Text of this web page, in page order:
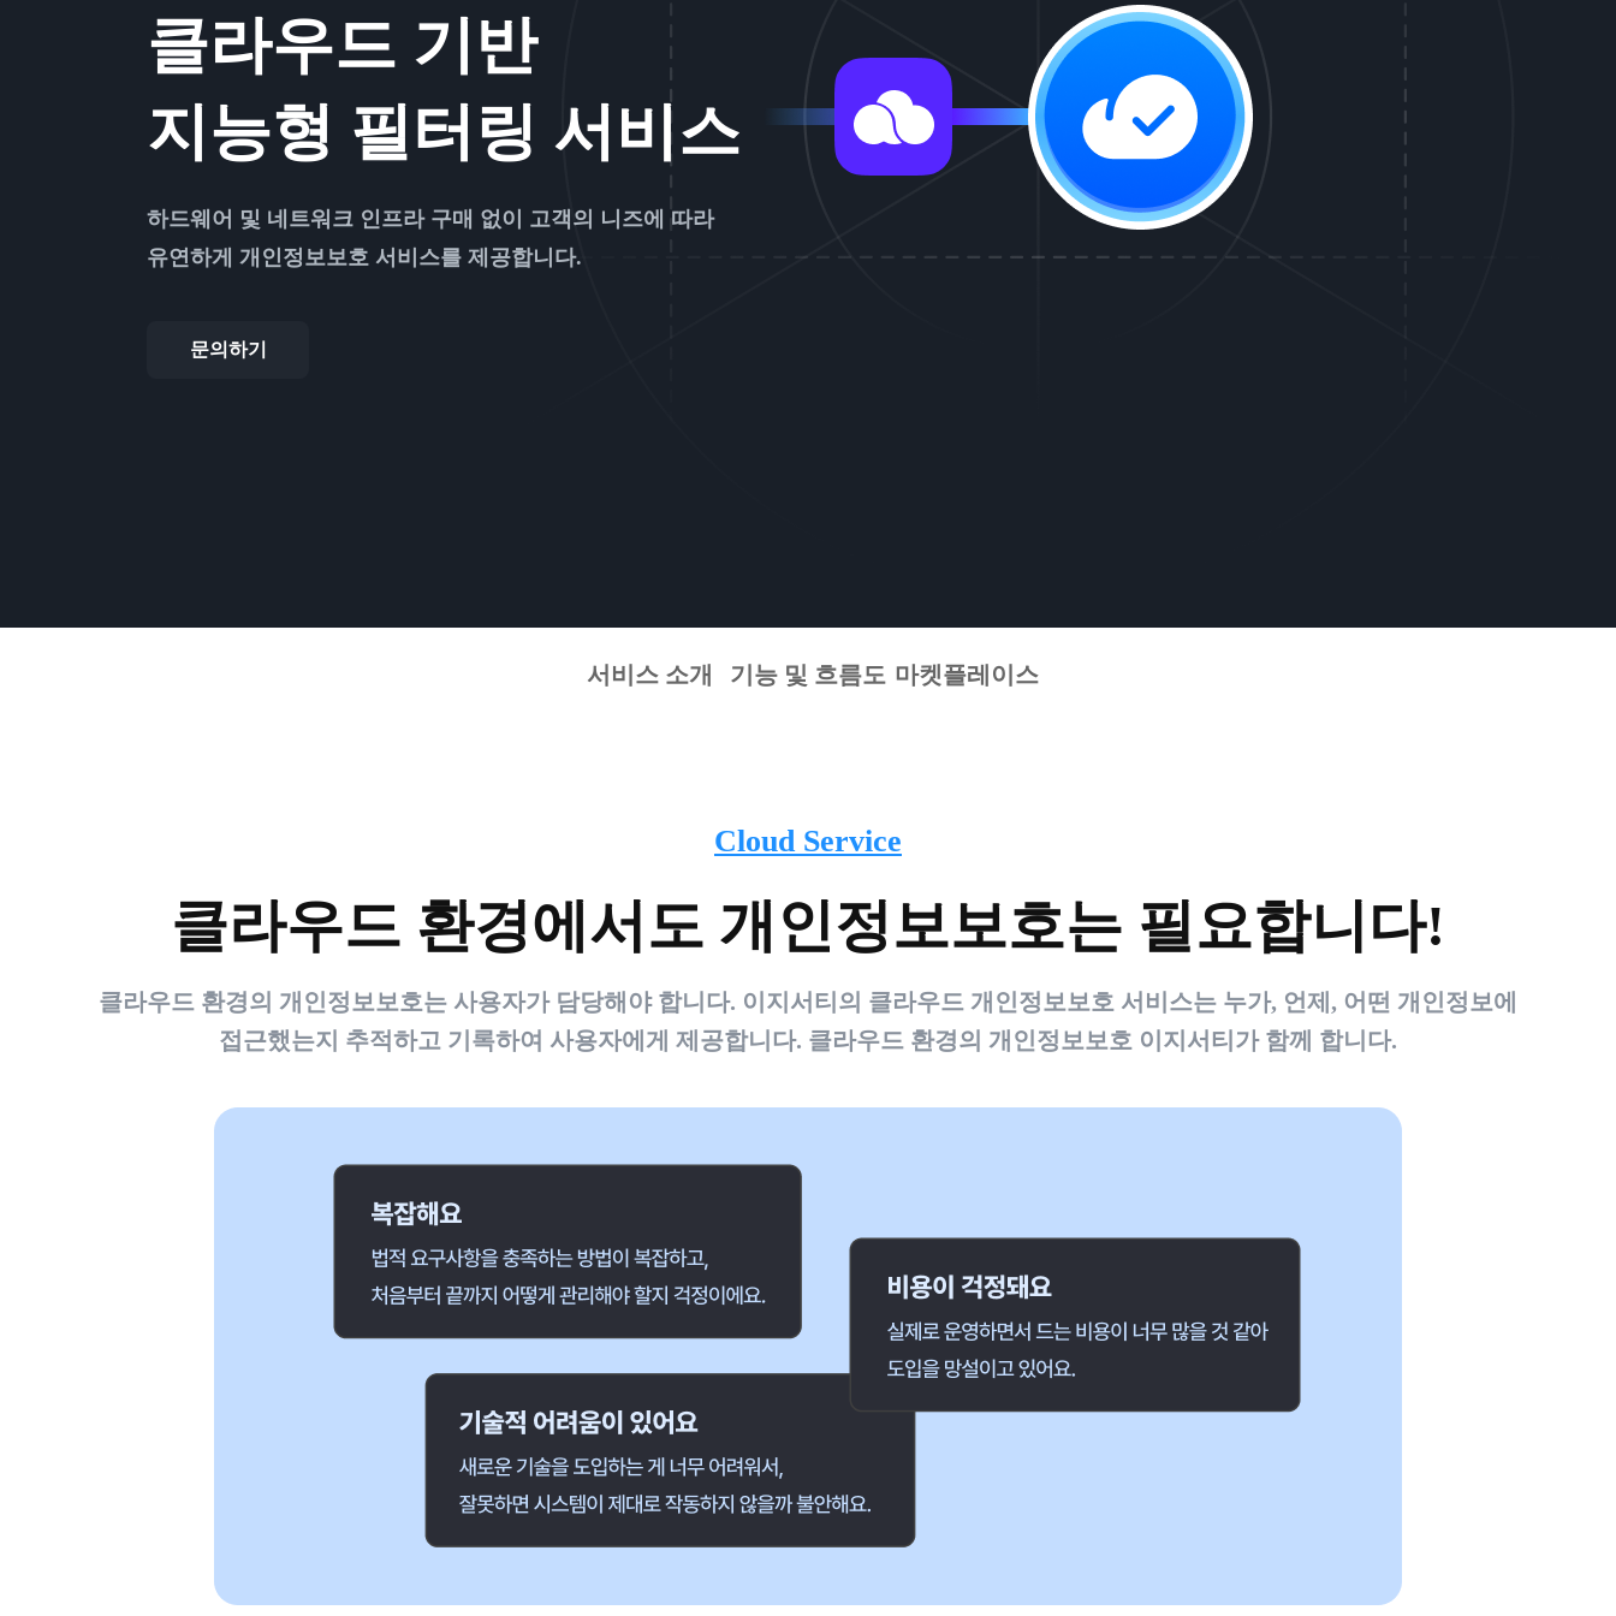
클라우드 기반
지능형 필터링 서비스
하드웨어 및 네트워크 인프라 구매 없이 고객의 니즈에 따라
유연하게 개인정보보호 서비스를 제공합니다.
문의하기
서비스 소개 기능 및 흐름도 마켓플레이스
Cloud Service
클라우드 환경에서도 개인정보보호는 필요합니다!
클라우드 환경의 개인정보보호는 사용자가 담당해야 합니다. 이지서티의 클라우드 개인정보보호 서비스는 누가, 언제, 어떤 개인정보에
접근했는지 추적하고 기록하여 사용자에게 제공합니다. 클라우드 환경의 개인정보보호 이지서티가 함께 합니다.